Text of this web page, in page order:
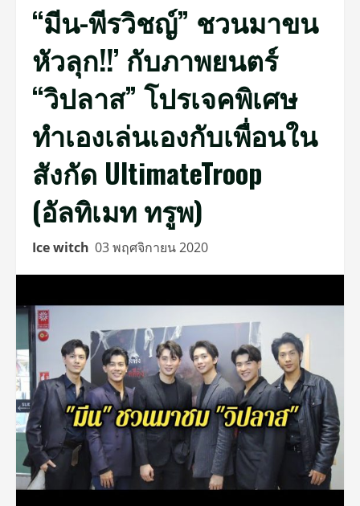
“มีน-พีรวิชญ์” ชวนมาขน
หัวลุก!!’ กับภาพยนตร์
“วิปลาส” โปรเจคพิเศษ
ทำเองเล่นเองกับเพื่อนใน
สังกัด UltimateTroop
(อัลทิเมท ทรูพ)
Ice witch 03 พฤศจิกายน 2020